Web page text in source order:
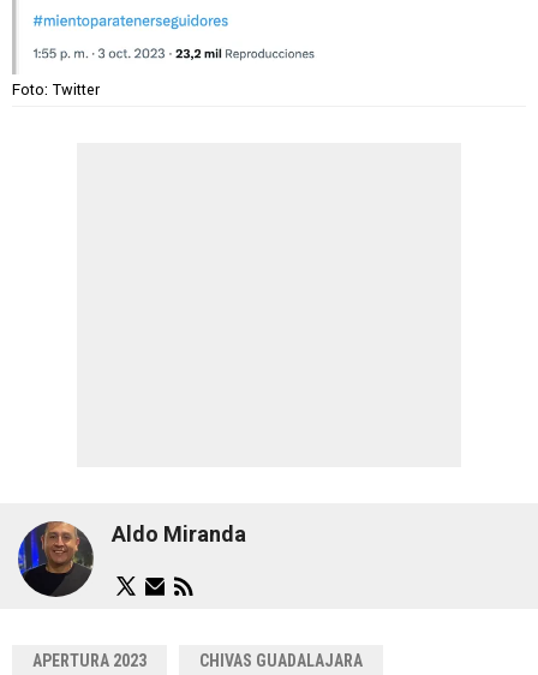
Foto: Twitter
Aldo Miranda
APERTURA 2023 CHIVAS GUADALAJARA